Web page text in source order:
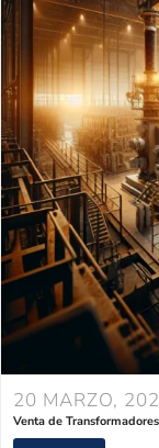
20 MARZO,
Venta de